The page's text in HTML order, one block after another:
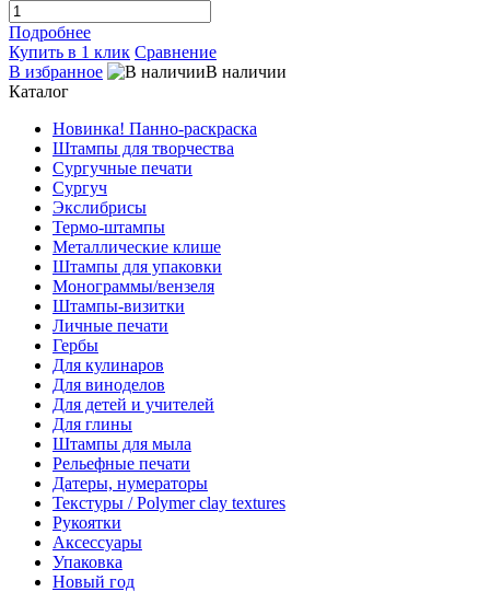
Подробнее
Купить в 1 клик Сравнение
В избранное
В наличии
Каталог
Новинка! Панно-раскраска
Штампы для творчества
Сургучные печати
Сургуч
Экслибрисы
Термо-штампы
Металлические клише
Штампы для упаковки
Монограммы/вензеля
Штампы-визитки
Личные печати
Гербы
Для кулинаров
Для виноделов
Для детей и учителей
Для глины
Штампы для мыла
Рельефные печати
Датеры, нумераторы
Текстуры / Polymer clay textures
Рукоятки
Аксессуары
Упаковка
Новый год